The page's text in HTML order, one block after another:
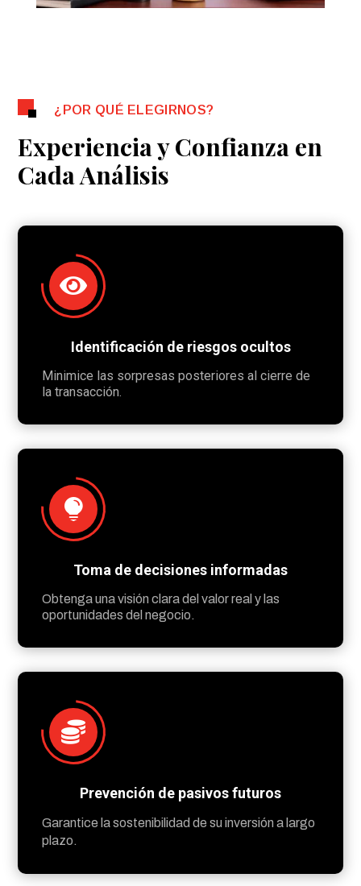
¿POR QUÉ ELEGIRNOS?
Experiencia y Confianza en
Cada Análisis

Identificación de riesgos ocultos
Minimice las sorpresas posteriores al cierre de
la transacción.

Toma de decisiones informadas
Obtenga una visión clara del valor real y las
oportunidades del negocio.

Prevención de pasivos futuros
Garantice la sostenibilidad de su inversión a largo
plazo.